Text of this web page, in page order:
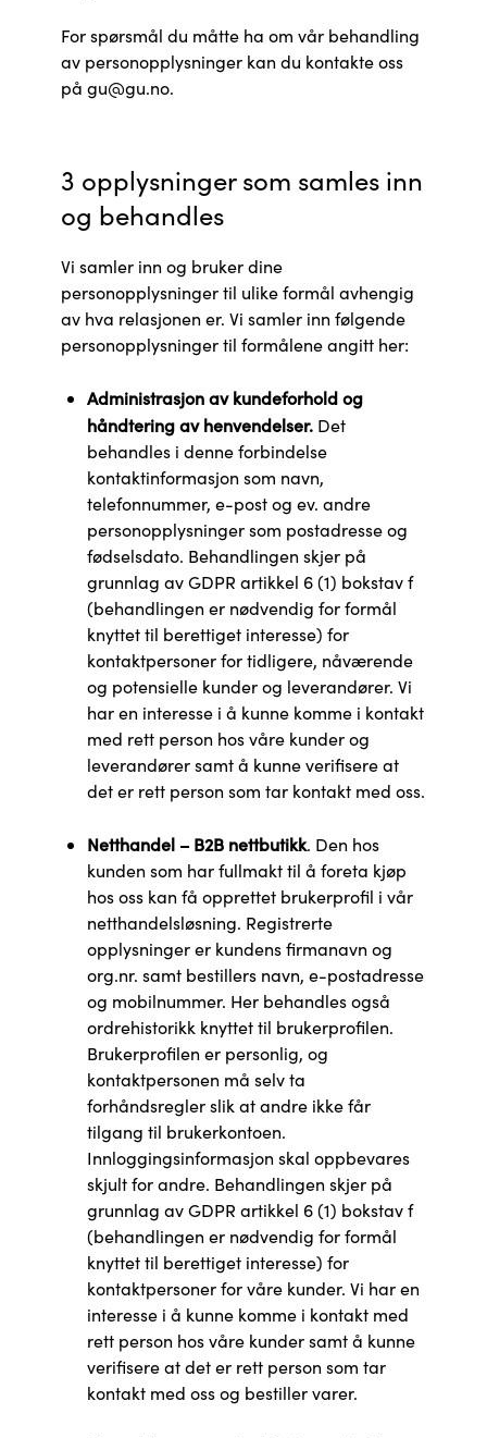
For spørsmål du måtte ha om vår behandling
av personopplysninger kan du kontakte oss
på gu@gu.no.
3 opplysninger som samles inn
og behandles
Vi samler inn og bruker dine
personopplysninger til ulike formål avhengig
av hva relasjonen er. Vi samler inn følgende
personopplysninger til formålene angitt her:
Administrasjon av kundeforhold og
håndtering av henvendelser.Det
behandles i denne forbindelse
kontaktinformasjon som navn,
telefonnummer, e-post og ev. andre
personopplysninger som postadresse og
fødselsdato. Behandlingen skjer på
grunnlag av GDPR artikkel 6 (1) bokstav f
(behandlingen er nødvendig for formål
knyttet til berettiget interesse) for
kontaktpersoner for tidligere, nåværende
og potensielle kunder og leverandører. Vi
har en interesse i å kunne komme i kontakt
med rett person hos våre kunder og
leverandører samt å kunne verifisere at
det er rett person som tar kontakt med oss.
Netthandel – B2B nettbutikk. Den hos
kunden som har fullmakt til å foreta kjøp
hos oss kan få opprettet brukerprofil i vår
netthandelsløsning. Registrerte
opplysninger er kundens firmanavn og
org.nr. samt bestillers navn, e-postadresse
og mobilnummer. Her behandles også
ordrehistorikk knyttet til brukerprofilen.
Brukerprofilen er personlig, og
kontaktpersonen må selv ta
forhåndsregler slik at andre ikke får
tilgang til brukerkontoen.
Innloggingsinformasjon skal oppbevares
skjult for andre. Behandlingen skjer på
grunnlag av GDPR artikkel 6 (1) bokstav f
(behandlingen er nødvendig for formål
knyttet til berettiget interesse) for
kontaktpersoner for våre kunder. Vi har en
interesse i å kunne komme i kontakt med
rett person hos våre kunder samt å kunne
verifisere at det er rett person som tar
kontakt med oss og bestiller varer.